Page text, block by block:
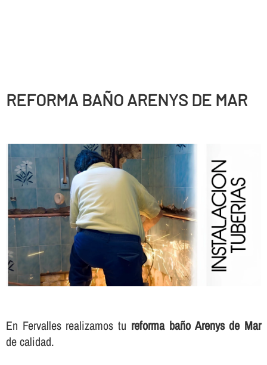
REFORMA BAÑO ARENYS DE MAR
En Fervalles realizamos tu reforma baño Arenys de Mar
de calidad.